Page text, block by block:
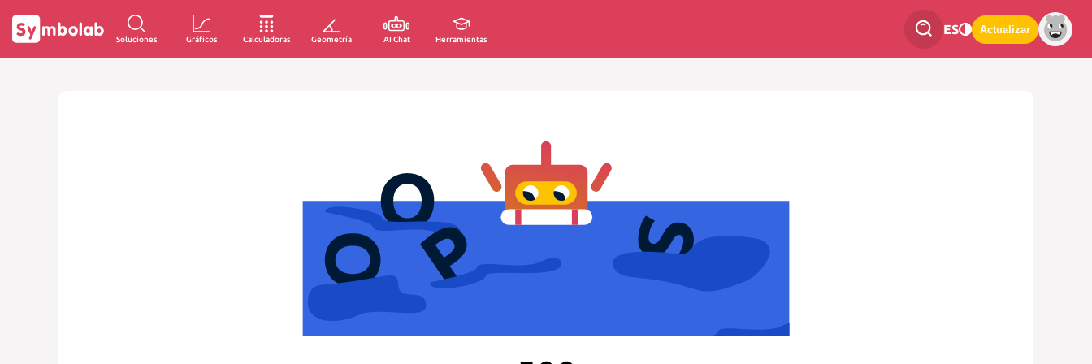
Soluciones Gráficos Calculadoras Geometría AI Chat Herramientas
ES Actualizar